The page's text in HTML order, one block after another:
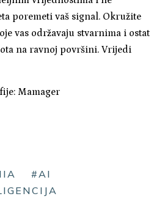
poremeti vaš signal. Okružite
vas održavaju stvarnima i ostat
na ravnoj površini. Vrijedi
Mamager
#AI